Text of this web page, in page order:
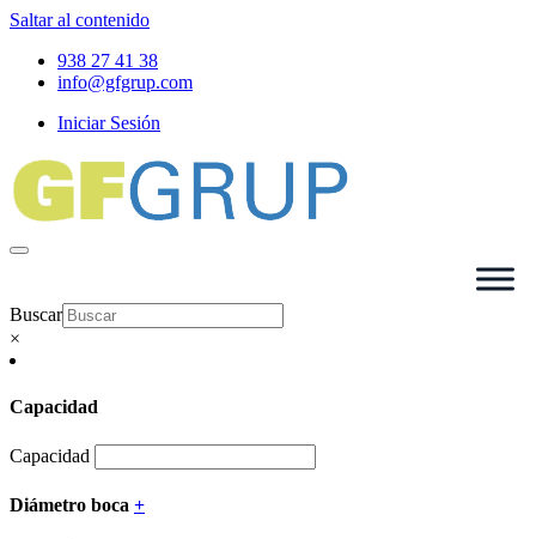
Saltar al contenido
938 27 41 38
info@gfgrup.com
Iniciar Sesión
Buscar
×
Capacidad
Capacidad
Diámetro boca +